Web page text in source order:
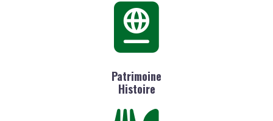
Patrimoine
Histoire